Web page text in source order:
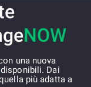
NOW
una nuova
Dai
più adatta a